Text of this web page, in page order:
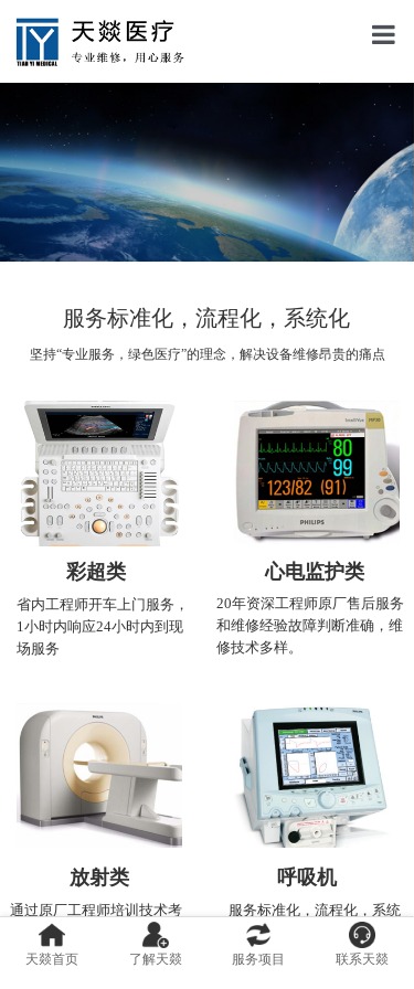
天
服
服
服务标准化，流程化，系统化
坚持“专业服务，绿色医疗”的理念，解决设备维修昂贵的痛点
心电监护类
20年资深工程师原厂售后服务
和维修经验故障判断准确，维
修技术多样。
呼吸机
服务标准化，流程化，系统
化，坚持“专业服务，绿色医
疗”的理念，解决设备维修昂
通过原厂工程师培训技术考
核，具有二类/三类医疗器械经
营许可资质和备案许可
放射类
彩超类
省内工程师开车上门服务，
1小时内响应24小时内到现
场服务
天燚首页 了解天燚 服务项目 联系天燚